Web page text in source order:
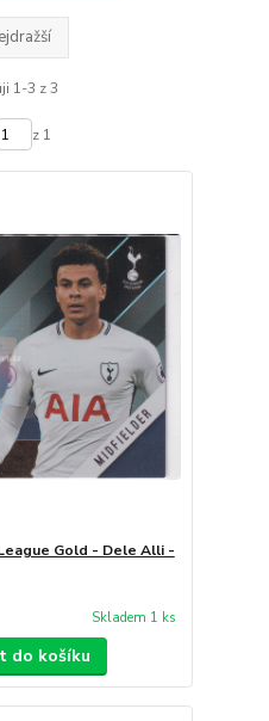
1-3 z 3
z 1
Gold - Dele Alli -
Skladem 1 ks
do košíku